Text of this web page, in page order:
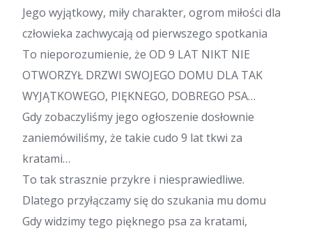
Jego wyjątkowy, miły charakter, ogrom miłości dla
człowieka zachwycają od pierwszego spotkania
To nieporozumienie, że OD 9 LAT NIKT NIE
OTWORZYŁ DRZWI SWOJEGO DOMU DLA TAK
WYJĄTKOWEGO, PIĘKNEGO, DOBREGO PSA…
Gdy zobaczyliśmy jego ogłoszenie dosłownie
zaniemówiliśmy, że takie cudo 9 lat tkwi za
kratami…
To tak strasznie przykre i niesprawiedliwe.
Dlatego przyłączamy się do szukania mu domu
Gdy widzimy tego pięknego psa za kratami,